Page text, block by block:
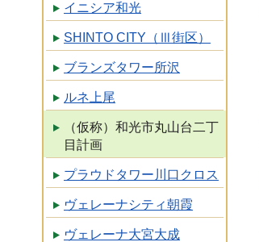
イニシア和光
SHINTO CITY（Ⅲ街区）
ブランズタワー所沢
ルネ上尾
（仮称）和光市丸山台二丁
目計画
プラウドタワー川口クロス
ヴェレーナシティ朝霞
ヴェレーナ大宮大成